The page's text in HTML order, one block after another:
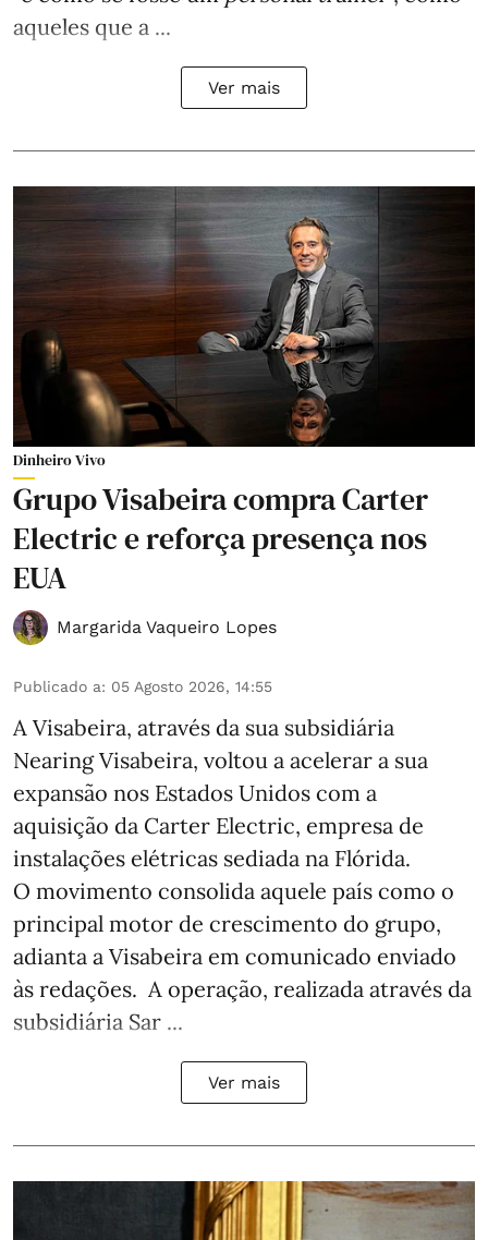
aqueles que a ...
Ver mais
Dinheiro Vivo
Grupo Visabeira compra Carter
Electric e reforça presença nos
EUA
Margarida Vaqueiro Lopes
Publicado a: 05 Agosto 2026, 14:55
A Visabeira, através da sua subsidiária
Nearing Visabeira, voltou a acelerar a sua
expansão nos Estados Unidos com a
aquisição da Carter Electric, empresa de
instalações elétricas sediada na Flórida.
O movimento consolida aquele país como o
principal motor de crescimento do grupo,
adianta a Visabeira em comunicado enviado
às redações. A operação, realizada através da
subsidiária Sar ...
Ver mais